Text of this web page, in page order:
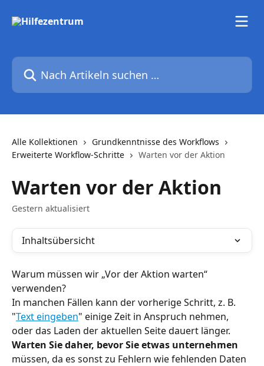
Nach Artikeln suchen …
Alle Kollektionen
Grundkenntnisse des Workflows
Erweiterte Workflow-Schritte
Warten vor der Aktion
Warten vor der Aktion
Gestern aktualisiert
Inhaltsübersicht
Warum müssen wir „Vor der Aktion warten“
verwenden?
In manchen Fällen kann der vorherige Schritt, z. B.
"Text eingeben" einige Zeit in Anspruch nehmen,
oder das Laden der aktuellen Seite dauert länger.
Warten Sie daher, bevor Sie etwas unternehmen
müssen, da es sonst zu Fehlern wie fehlenden Daten